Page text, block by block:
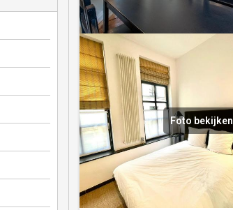
Foto bekijken